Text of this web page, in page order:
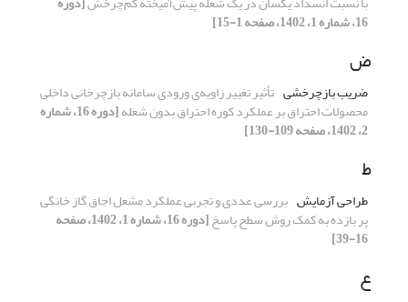
16، شماره 1، 1402، صفحه 1-15]
ض
ضریب بازچرخشی تأثیر تغییر زاویه‌ی ورودی سامانه بازچرخانی داخلی
محصولات احتراق بر عملکرد کوره احتراق بدون شعله [دوره 16، شماره
2، 1402، صفحه 109-130]
ط
طراحی آزمایش بررسی عددی و تجربی عملکرد مشعل اجاق گاز خانگی
پر بازده به کمک روش سطح پاسخ [دوره 16، شماره 1، 1402، صفحه
16-39]
ع